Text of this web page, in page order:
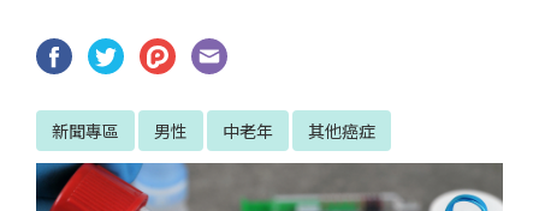
新聞專區 男性 中老年 其他癌症